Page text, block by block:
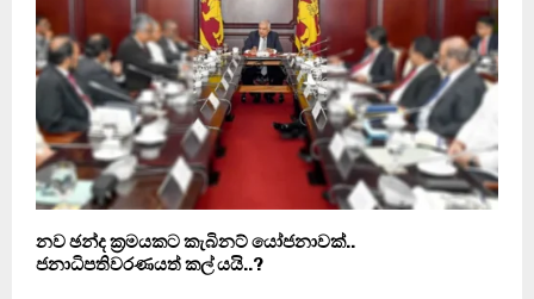
නව ඡන්ද ක‍්‍රමයකට කැබිනට් යෝජනාවක්..
ජනාධිපතිවරණයත් කල් යයි..?